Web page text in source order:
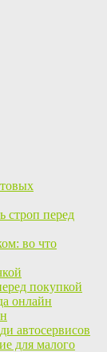
строп перед
во что
покупкой
онлайн
автосервисов
для малого